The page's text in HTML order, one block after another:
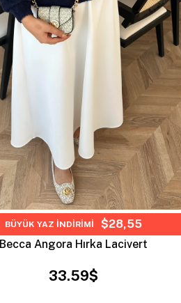
Becca Angora Hırka Lacivert
33.59$
BÜYÜK YAZ İNDİRİMİ
$28,55